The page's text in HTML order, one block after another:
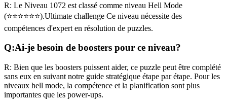
R: Le Niveau 1072 est classé comme niveau Hell Mode
(⭐⭐⭐⭐⭐⭐).Ultimate challenge Ce niveau nécessite des
compétences d'expert en résolution de puzzles.
Q:Ai-je besoin de boosters pour ce niveau?
R: Bien que les boosters puissent aider, ce puzzle peut être complété
sans eux en suivant notre guide stratégique étape par étape. Pour les
niveaux hell mode, la compétence et la planification sont plus
importantes que les power-ups.